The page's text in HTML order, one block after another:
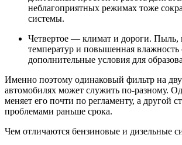
неблагоприятных режимах тоже
системы.
Четвертое — климат и дороги. Пыль,
температур и повышенная влажность
дополнительные условия для
Именно поэтому одинаковый фильтр на
автомобилях может служить по-разному.
меняет его почти по регламенту, а другой
проблемами раньше срока.
Чем отличаются бензиновые и дизельные